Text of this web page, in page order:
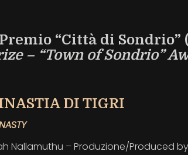
“Città di Sondrio”
– “Town of Sondrio”
DI TIGRI
Nallamuthu – Produzione/Produced by